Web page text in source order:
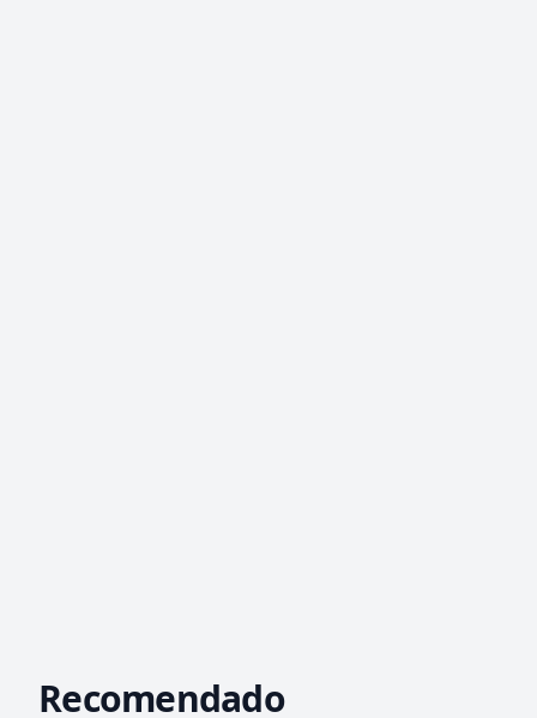
Recomendado